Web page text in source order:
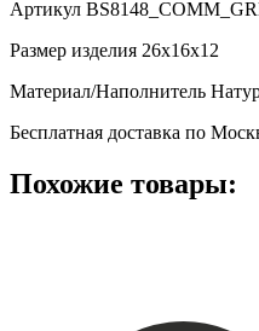
Артикул
Размер изделия 26x16x12
Материал/Наполнитель
Бесплатная доставка по
Похожие товары: